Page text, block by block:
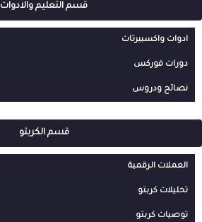
قسم التعليم والادوات
ادوات واكسبيرتات
دورات فوركس
نصائح ودروس
قسم الكربتو
العملات الرقمية
تحليلات كربتو
توصيات كربتو